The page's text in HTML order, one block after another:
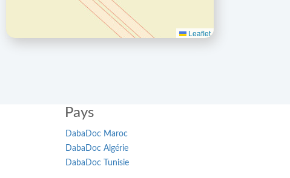
Leaflet
Pays
DabaDoc Maroc
DabaDoc Algérie
DabaDoc Tunisie